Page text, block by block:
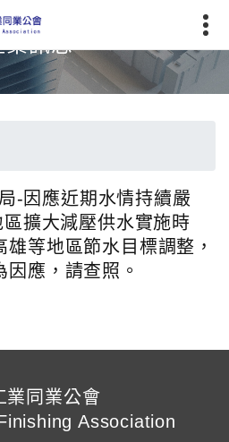
業訊息
-因應近期水情持續嚴
擴大減壓供水實施時
等地區節水目標調整，
應，請查照。
業同業公會
Association